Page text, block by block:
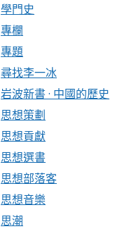
學門史
專欄
專題
尋找李一冰
岩波新書 · 中國的歷史
思想策劃
思想貢獻
思想選書
思想部落客
思想音樂
思潮